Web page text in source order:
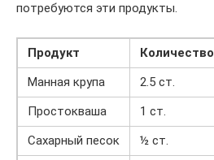
потребуются эти продукты.
Продукт
Количество
Манная крупа
2.5 ст.
Простокваша
1 ст.
Сахарный песок
½ ст.